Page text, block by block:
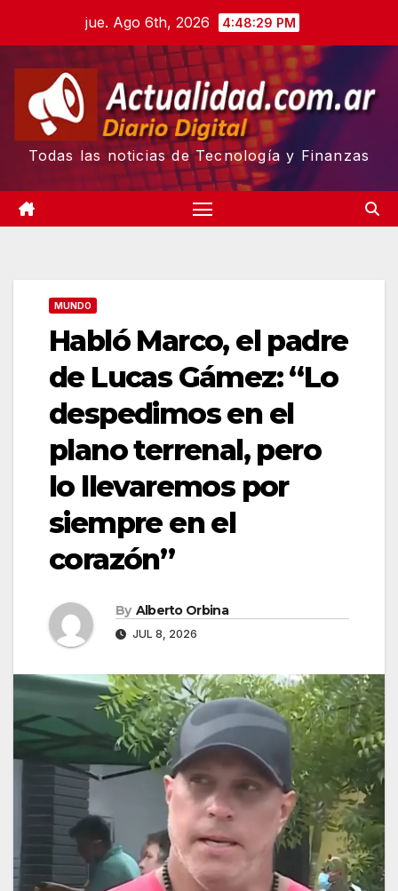
content
jue. Ago 6th, 2026 4:48:30 PM
Todas las noticias de Tecnología y Finanzas
MUNDO
Habló Marco, el padre
de Lucas Gámez: “Lo
despedimos en el
plano terrenal, pero
lo llevaremos por
siempre en el
corazón”
By Alberto Orbina
JUL 8, 2026